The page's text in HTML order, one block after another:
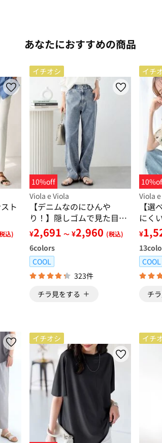
あなたにおすすめの商品
ト
込)
イチオシ
10%off
Viola e Viola
【デニムなのにひんや
り！】隠しゴムで見た目す
っきり！ストレッチ楽ちん
デニム
¥2,691 ～ ¥2,960 (税込)
6colors
COOL
323件
チラ見をする
イチ
Viola
【選
にく
アス
¥
13
COOL
チ
イチオシ イチ